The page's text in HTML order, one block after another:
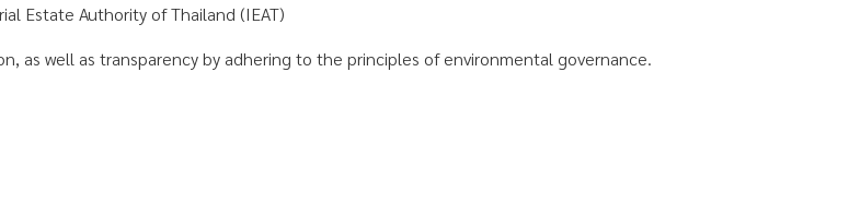
Estate Authority of Thailand (IEAT)
as well as transparency by adhering to the principles of environmental governance.